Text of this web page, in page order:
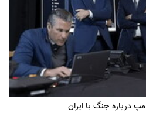
درباره جنگ با ایران